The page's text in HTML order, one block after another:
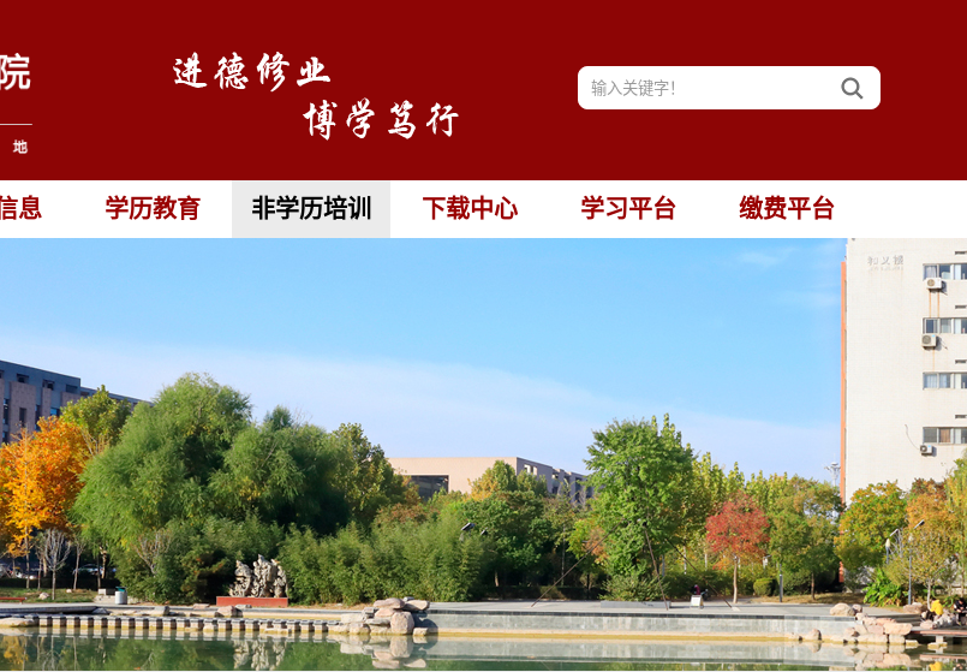
息 学历教育 非学历培训 下载中心 学习平台 缴费平台